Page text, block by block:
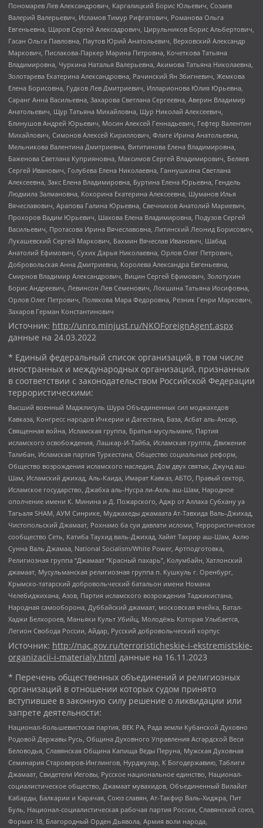
Пономарев Лев Александрович, Каргалицкий Борис Юльевич, Созаев
Валерий Валерьевич, Исламов Тимур Рифгатович, Романова Ольга
Евгеньевна, Щаров Сергей Алексадрович, Цирульников Борис Альбертович,
Гасан Ольга Павловна, Паутов Юрий Анатольевич, Верховский Александр
Маркович, Пислакова-Паркер Марина Петровна, Кочеткова Татьяна
Владимировна, Чуркина Наталья Валерьевна, Акимова Татьяна Николаевна,
Золотарева Екатерина Александровна, Рачинский Ян Збигневич, Жемкова
Елена Борисовна, Гудков Лев Дмитриевич, Илларионова Юлия Юрьевна,
Саранг Анна Васильевна, Захарова Светлана Сергеевна, Аверин Владимир
Анатольевич, Щур Татьяна Михайловна, Щур Николай Алексеевич,
Блинушов Андрей Юрьевич, Мосин Алексей Геннадьевич, Гефтер Валентин
Михайлович, Симонов Алексей Кириллович, Флиге Ирина Анатольевна,
Мельникова Валентина Дмитриевна, Вититинова Елена Владимировна,
Баженова Светлана Куприяновна, Максимов Сергей Владимирович, Беляев
Сергей Иванович, Голубева Елена Николаевна, Ганнушкина Светлана
Алексеевна, Закс Елена Владимировна, Буртина Елена Юрьевна, Гендель
Людмила Залмановна, Кокорина Екатерина Алексеевна, Шуманов Илья
Вячеславович, Арапова Галина Юрьевна, Свечников Анатолий Мариевич,
Прохоров Вадим Юрьевич, Шахова Елена Владимировна, Подузов Сергей
Васильевич, Протасова Ирина Вячеславовна, Литинский Леонид Борисович,
Лукашевский Сергей Маркович, Бахмин Вячеслав Иванович, Шабад
Анатолий Ефимович, Сухих Дарья Николаевна, Орлов Олег Петрович,
Добровольская Анна Дмитриевна, Королева Александра Евгеньевна,
Смирнов Владимир Александрович, Вицин Сергей Ефимович, Золотухин
Борис Андреевич, Левинсон Лев Семенович, Локшина Татьяна Иосифовна,
Орлов Олег Петрович, Полякова Мара Федоровна, Резник Генри Маркович,
Захаров Герман Константинович
Источник: http://unro.minjust.ru/NKOForeignAgent.aspx
данные на 24.03.2022
* Единый федеральный список организаций, в том числе
иностранных и международных организаций, признанных
в соответствии с законодательством Российской Федерации
террористическими:
Высший военный Маджлисуль Шура Объединенных сил моджахедов
Кавказа, Конгресс народов Ичкерии и Дагестана, База, Асбат аль-Ансар,
Священная война, Исламская группа, Братья-мусульмане, Партия
исламского освобождения, Лашкар-И-Тайба, Исламская группа, Движение
Талибан, Исламская партия Туркестана, Общество социальных реформ,
Общество возрождения исламского наследия, Дом двух святых, Джунд аш-
Шам, Исламский джихад, Аль-Каида, Имарат Кавказ, АБТО, Правый сектор,
Исламское государство, Джабха аль-Нусра ли-Ахль аш-Шам, Народное
ополчение имени К. Минина и Д. Пожарского, Аджр от Аллаха Субхану уа
Тагьаля SHAM, АУМ Синрике, Муджахеды джамаата Ат-Тавхида Валь-Джихад,
Чистопольский Джамаат, Рохнамо ба суи давлати исломи, Террористическое
сообщество Сеть, Катиба Таухид валь-Джихад, Хайят Тахрир аш-Шам, Ахлю
Сунна Валь Джамаа, National Socialism/White Power, Артподготовка,
Религиозная группа “Джамаат “Красный пахарь”, Колумбайн, Хатлонский
джамаат, Мусульманская религиозная группа п. Кушкуль г. Оренбург,
Крымско-татарский добровольческий батальон имени Номана
Челебиджихана, Азов, Партия исламского возрождения Таджикистана,
Народная самооборона, Дуббайский джамаат, московская ячейка, Батал-
Хаджи Белхороев, Маньяки Культ Убийц, Молодёжь Которая Улыбается,
Легион Свобода России, Айдар, Русский добровольческий корпус
Источник: http://nac.gov.ru/terroristicheskie-i-ekstremistskie-
organizacii-i-materialy.html данные на 16.11.2023
* Перечень общественных объединений и религиозных
организаций в отношении которых судом принято
вступившее в законную силу решение о ликвидации или
запрете деятельности:
Национал-большевистская партия, ВЕК РА, Рада земли Кубанской Духовно
Родовой Державы Русь, Община Духовного Управления Асгардской Веси
Беловодья, Славянская Община Капища Веды Перуна, Мужская Духовная
Семинария Староверов-Инглингов, Нурджулар, К Богодержавию, Таблиги
Джамаат, Свидетели Иеговы, Русское национальное единство, Национал-
социалистическое общество, Джамаат мувахидов, Объединенный Вилайат
Кабарды, Балкарии и Карачая, Союз славян, Ат-Такфир Валь-Хиджра, Пит
Буль, Национал-социалистическая рабочая партия России, Славянский союз,
Формат-18, Благородный Орден Дьявола, Армия воли народа,